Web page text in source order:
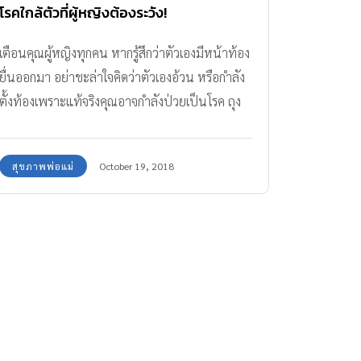
โรคใกล้ตัวที่ผู้หญิงต้องระวัง!
เตือนคุณผู้หญิงทุกคน หากรู้สึกว่าตัวเองมีหน้าท้อง
ยื่นออกมา อย่าชะล่าใจคิดว่าตัวเองอ้วน หรือกำลัง
ตั้งท้องเพราะแท้จริงคุณอาจกำลังป่วยเป็นโรค ถุง
สุขภาพพ่อแม่ October 19, 2018